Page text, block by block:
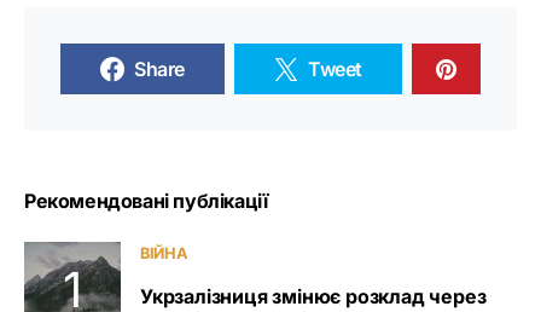
Share Tweet
Рекомендовані публікації
ВІЙНА
Укрзалізниця змінює розклад через